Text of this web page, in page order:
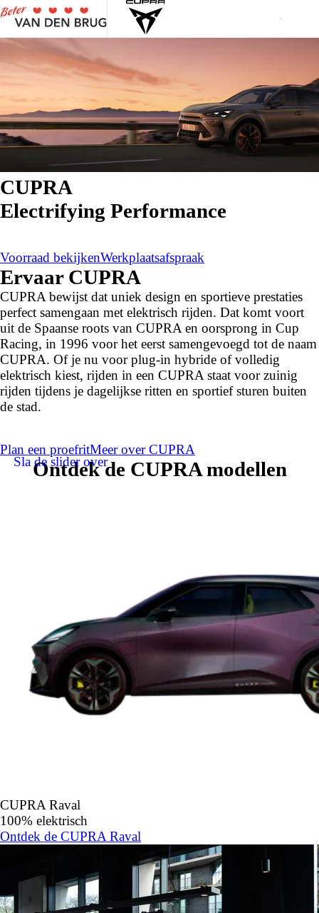
CUPRA
Electrifying Performance
Voorraad bekijkenWerkplaatsafspraak
Ervaar CUPRA
CUPRA bewijst dat uniek design en sportieve prestaties
perfect samengaan met elektrisch rijden. Dat komt voort
uit de Spaanse roots van CUPRA en oorsprong in Cup
Racing, in 1996 voor het eerst samengevoegd tot de naam
CUPRA. Of je nu voor plug-in hybride of volledig
elektrisch kiest, rijden in een CUPRA staat voor zuinig
rijden tijdens je dagelijkse ritten en sportief sturen buiten
de stad.
Plan een proefritMeer over CUPRA
Ontdek de CUPRA modellen
Sla de slider over
CUPRA Raval
100% elektrisch
Ontdek de CUPRA Raval